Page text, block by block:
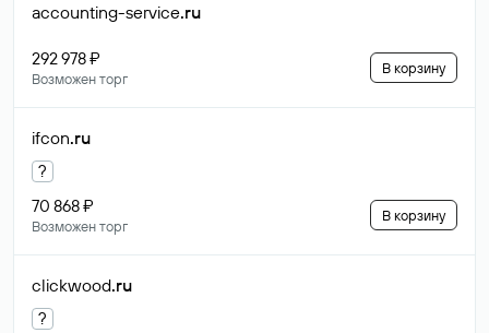
accounting-service.ru
292 978 ₽
Возможен торг
В корзину
ifcon.ru
?
70 868 ₽
Возможен торг
В корзину
clickwood.ru
?